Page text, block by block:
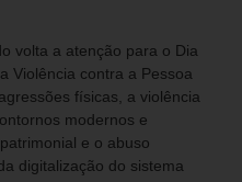
volta a atenção para o Dia
Violência contra a Pessoa
físicas, a violência
modernos e
e o abuso
digitalização do sistema